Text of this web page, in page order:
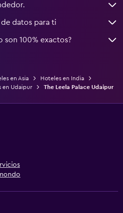
datos para ti
son 100% exactos?
en Asia
Hoteles en India
en Udaipur The Leela Palace Udaipur